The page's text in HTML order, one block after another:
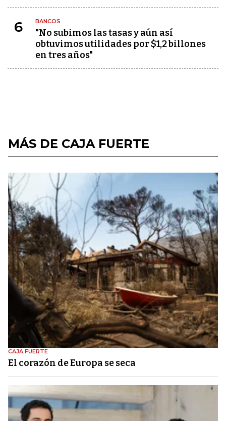
6 BANCOS
"No subimos las tasas y aún así
obtuvimos utilidades por $1,2 billones
en tres años"
MÁS DE CAJA FUERTE
CAJA FUERTE
El corazón de Europa se seca